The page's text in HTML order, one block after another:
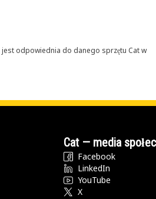
jest odpowiednia do danego sprzętu Cat w
Cat — media
Facebook
LinkedIn
YouTube
X